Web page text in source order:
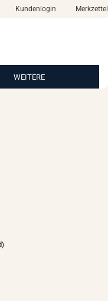
Kundenlogin Merkzettel
WEITERE